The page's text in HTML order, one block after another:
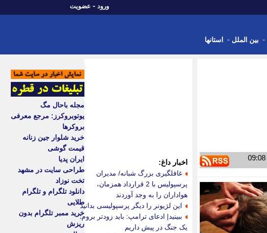
ورود - عضویت
- بین الملل - استانها
اخبار داغ:
غافلگیری بزرگ شبانه/ مدیران
پرسپولیس با 2 قرارداد همزمان،
هواداران را به وجد آوردند
این لژیونر را دیگر پرسپولیسی بدانید
ببینید| ادعای ترامپ: باید زودتر بروم؛
یک جنگ در پیش داریم
مجله باحال مگ
یوتوبروکرز: مرجع معرفی
بروکرها
خرید شلوار جین زنانه
قیمت گوشی
ایران پدیا
طراحی سایت در مشهد
تخت نوزاد
دانلود تلگرام و تلگرام
طلایی
خرید ممبر تلگرام بدون
ریزش